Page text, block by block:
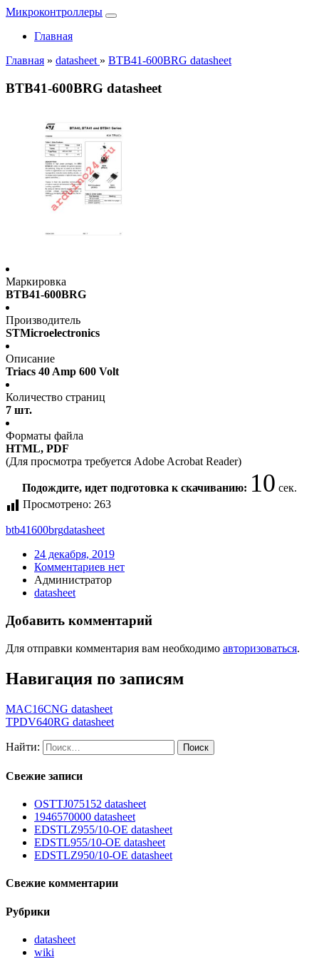
Микроконтроллеры
Главная
Главная » datasheet » BTB41-600BRG datasheet
BTB41-600BRG datasheet
Маркировка
BTB41-600BRG
Производитель
STMicroelectronics
Описание
Triacs 40 Amp 600 Volt
Количество страниц
7 шт.
Форматы файла
HTML, PDF
(Для просмотра требуется Adobe Acrobat Reader)
Подождите, идет подготовка к скачиванию: 10 сек.
Просмотрено: 263
btb41600brgdatasheet
24 декабря, 2019
Комментариев нет
Администратор
datasheet
Добавить комментарий
Для отправки комментария вам необходимо авторизоваться.
Навигация по записям
MAC16CNG datasheet
TPDV640RG datasheet
Найти:
Свежие записи
OSTTJ075152 datasheet
1946570000 datasheet
EDSTLZ955/10-OE datasheet
EDSTL955/10-OE datasheet
EDSTLZ950/10-OE datasheet
Свежие комментарии
Рубрики
datasheet
wiki